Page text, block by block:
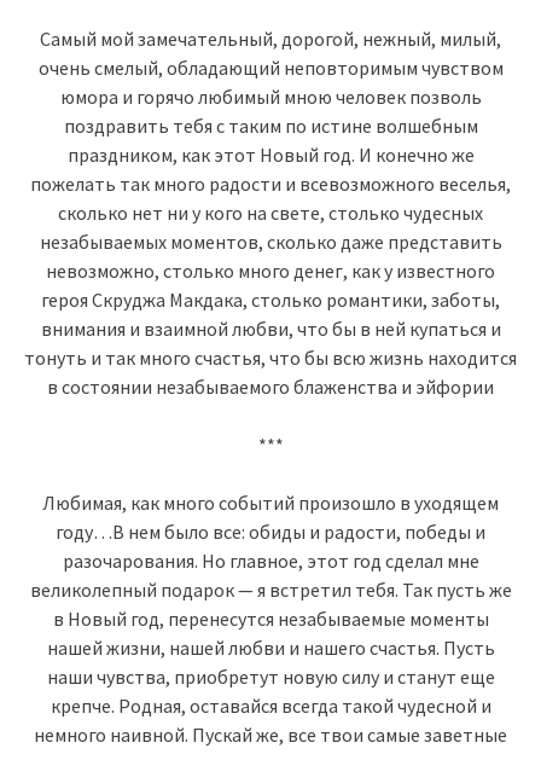
Самый мой замечательный, дорогой, нежный, милый,
очень смелый, обладающий неповторимым чувством
юмора и горячо любимый мною человек позволь
поздравить тебя с таким по истине волшебным
праздником, как этот Новый год. И конечно же
пожелать так много радости и всевозможного веселья,
сколько нет ни у кого на свете, столько чудесных
незабываемых моментов, сколько даже представить
невозможно, столько много денег, как у известного
героя Скруджа Макдака, столько романтики, заботы,
внимания и взаимной любви, что бы в ней купаться и
тонуть и так много счастья, что бы всю жизнь находится
в состоянии незабываемого блаженства и эйфории
***
Любимая, как много событий произошло в уходящем
году…В нем было все: обиды и радости, победы и
разочарования. Но главное, этот год сделал мне
великолепный подарок — я встретил тебя. Так пусть же
в Новый год, перенесутся незабываемые моменты
нашей жизни, нашей любви и нашего счастья. Пусть
наши чувства, приобретут новую силу и станут еще
крепче. Родная, оставайся всегда такой чудесной и
немного наивной. Пускай же, все твои самые заветные